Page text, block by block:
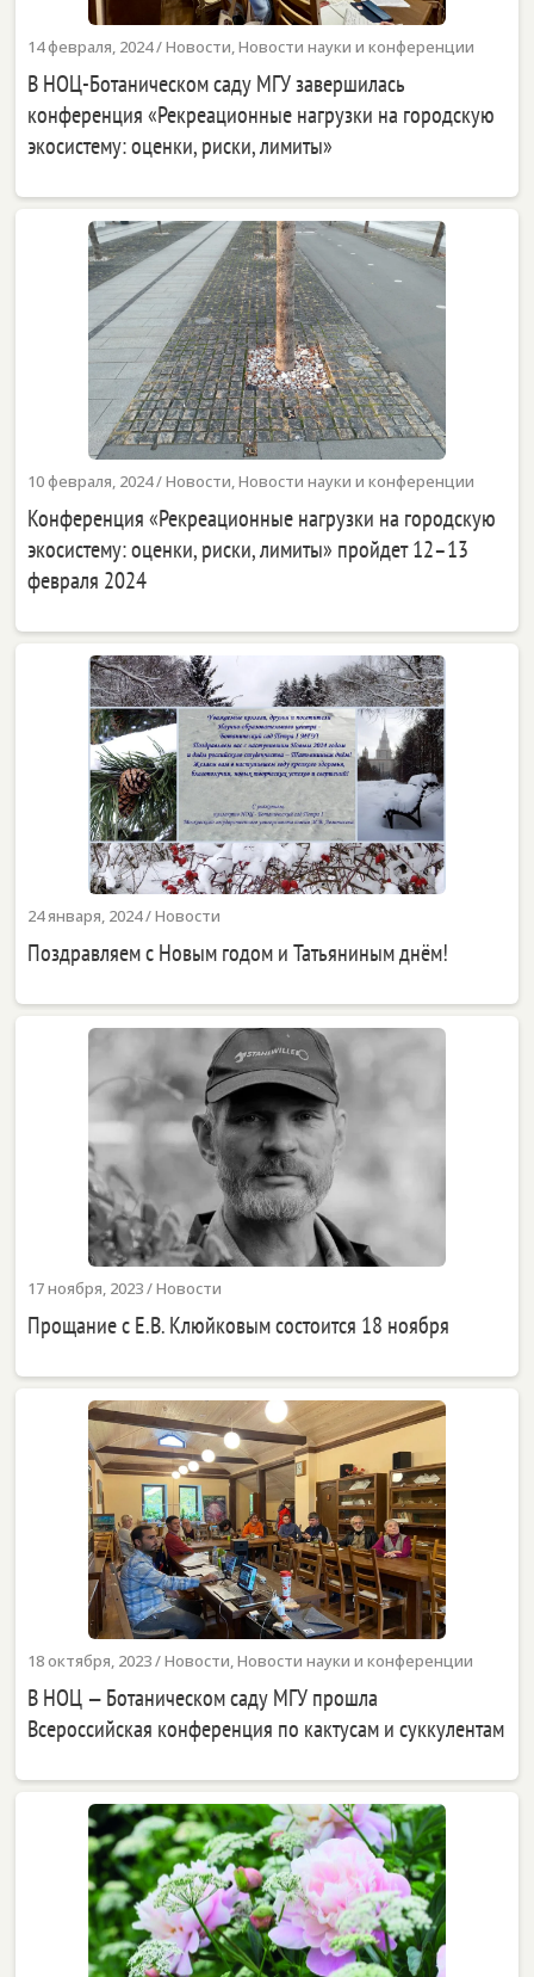
14 февраля, 2024/Новости,Новости науки и конференции
В НОЦ-Ботаническом саду МГУ завершилась
конференция «Рекреационные нагрузки на городскую
экосистему: оценки, риски, лимиты»
10 февраля, 2024/Новости,Новости науки и конференции
Конференция «Рекреационные нагрузки на городскую
экосистему: оценки, риски, лимиты» пройдет 12–13
февраля 2024
24 января, 2024/Новости
Поздравляем с Новым годом и Татьяниным днём!
17 ноября, 2023/Новости
Прощание с Е.В. Клюйковым состоится 18 ноября
18 октября, 2023/Новости,Новости науки и конференции
В НОЦ — Ботаническом саду МГУ прошла
Всероссийская конференция по кактусам и суккулентам